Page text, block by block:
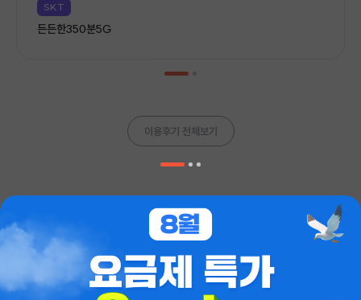
이용하는 분들도 부담 없이 선택할 수 있을 것 같습니다. 무엇보
다 실제 사용해 보니 통화 품질이나 데이터 속도도 일상생활에
저, 지도 이용까지 모두 쾌적하게 사용할 수 있었고, 350분의
용이 전혀 들지 않았습니다. 예전에는 "비싼 통신사가 더 좋겠
지"라는 생각을 했는데, 프리티를 사용해 보니 그 생각이 완전
약하면 금액은 작아 보여도 1년, 2년이 지나면 꽤 큰 돈이 됩니
다. 그 절약한 돈으로 가족과 맛있는 식사를 하거나, 필요한 물
건을 하나 더 살 수 있다고 생각하니 더욱 뿌듯했습니다. 프리티
는 단순히 저렴한 통신사가 아니라, 소비자의 부담을 덜어 주는
든든한 동반자라는 생각이 들었습니다. "조금이라도 아껴 보
자."라는 마음으로 선택했는데, 지금은 "왜 이제야 가입했을
SKT
든든한350분5G
이용후기 전체보기